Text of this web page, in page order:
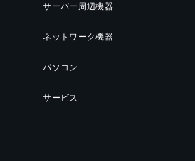
サーバー周辺機器
ネットワーク機器
パソコン
サービス